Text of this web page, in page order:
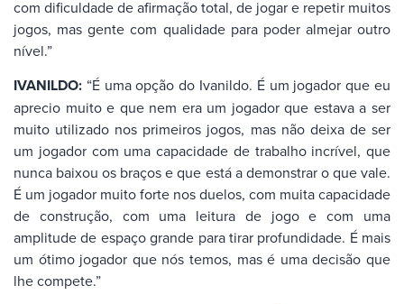
com dificuldade de afirmação total, de jogar e repetir muitos
jogos, mas gente com qualidade para poder almejar outro
nível.”
IVANILDO: “É uma opção do Ivanildo. É um jogador que eu
aprecio muito e que nem era um jogador que estava a ser
muito utilizado nos primeiros jogos, mas não deixa de ser
um jogador com uma capacidade de trabalho incrível, que
nunca baixou os braços e que está a demonstrar o que vale.
É um jogador muito forte nos duelos, com muita capacidade
de construção, com uma leitura de jogo e com uma
amplitude de espaço grande para tirar profundidade. É mais
um ótimo jogador que nós temos, mas é uma decisão que
lhe compete.”